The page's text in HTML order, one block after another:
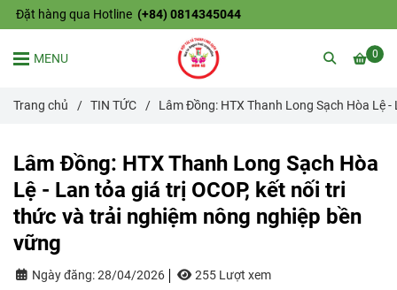
Đặt hàng qua Hotline (+84) 0814345044
0
MENU
Trang chủ / TIN TỨC / Lâm Đồng: HTX Thanh Long Sạch Hòa Lệ
Lâm Đồng: HTX Thanh Long Sạch Hòa
Lệ - Lan tỏa giá trị OCOP, kết nối tri
thức và trải nghiệm nông nghiệp bền
vững
Ngày đăng:28/04/2026
255 Lượt xem